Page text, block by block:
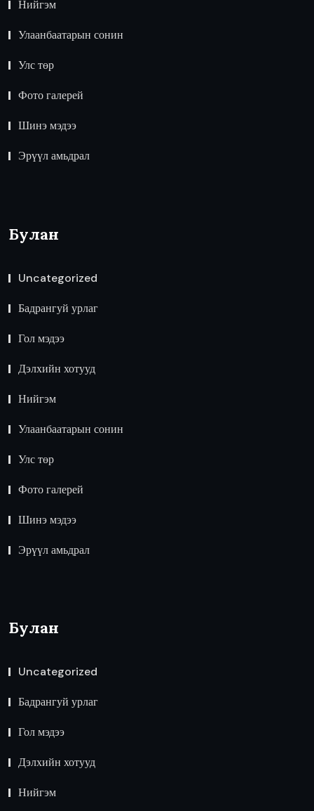
Нийгэм
Улаанбаатарын сонин
Улс төр
Фото галерей
Шинэ мэдээ
Эрүүл амьдрал
Булан
Uncategorized
Бадрангуй урлаг
Гол мэдээ
Дэлхийн хотууд
Нийгэм
Улаанбаатарын сонин
Улс төр
Фото галерей
Шинэ мэдээ
Эрүүл амьдрал
Булан
Uncategorized
Бадрангуй урлаг
Гол мэдээ
Дэлхийн хотууд
Нийгэм